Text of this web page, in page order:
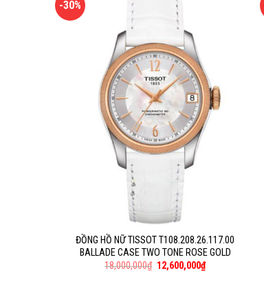
-30%
ĐỒNG HỒ NỮ TISSOT T108.208.26.117.00
BALLADE CASE TWO TONE ROSE GOLD
18,000,000₫ 12,600,000₫